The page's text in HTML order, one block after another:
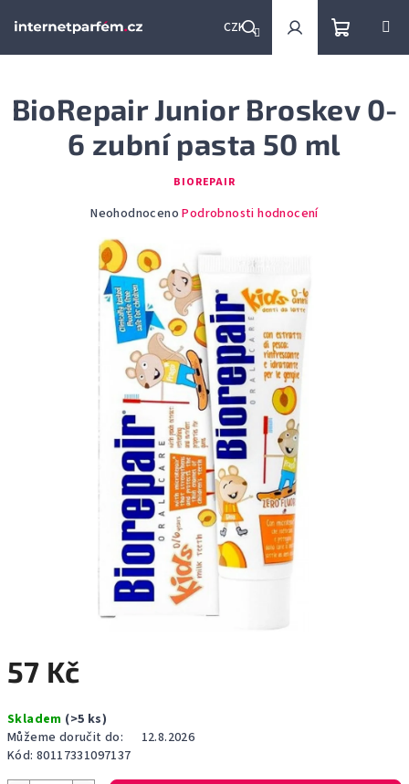
CZK
Hledat PřihlášeníNákupní
košík
57 Kč
cena:
Skladem (>5 ks)
Můžeme doručit do:
12.8.2026
Kód: 80117331097137
BioRepair Junior Broskev 0-
6 zubní pasta 50 ml
BIOREPAIR
Průměrné
produktu
je
0,0
hvězdiček.
Neohodnoceno Podrobnosti hodnocení